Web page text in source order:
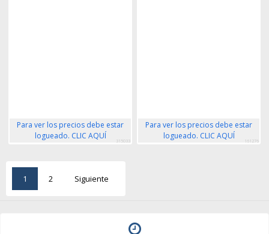
Para ver los precios debe estar
logueado. CLIC AQUÍ
315033
Para ver los precios debe estar
logueado. CLIC AQUÍ
161276
1 2 Siguiente